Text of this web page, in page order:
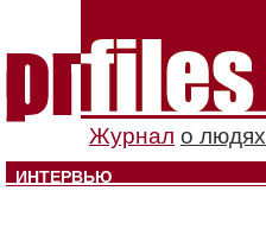
Журнал о людях
ИНТЕРВЬЮ